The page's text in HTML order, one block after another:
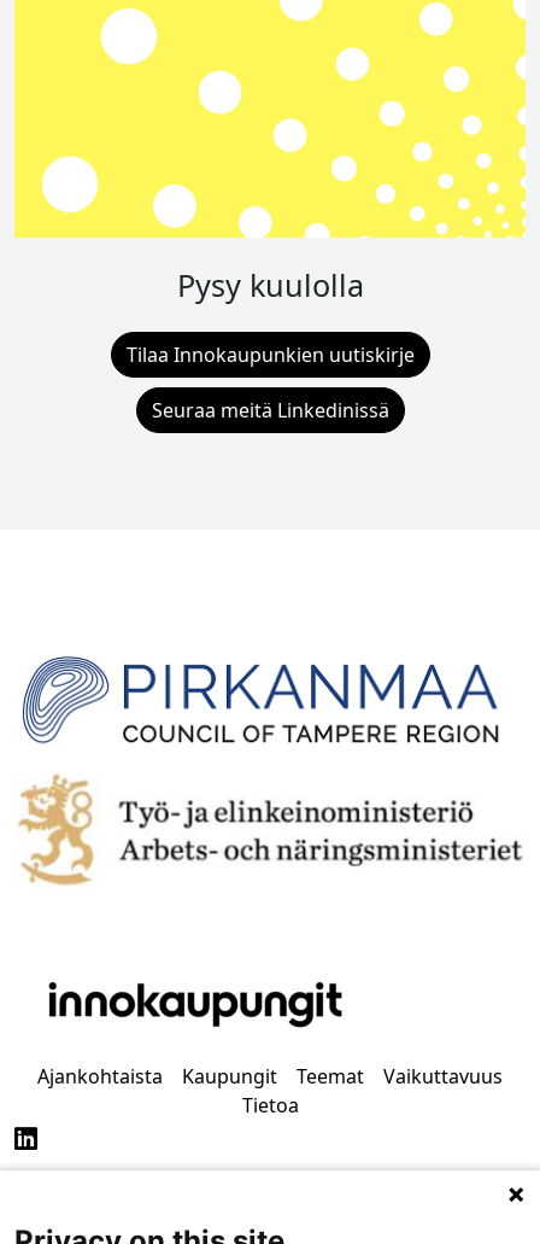
Pysy kuulolla
Tilaa Innokaupunkien uutiskirje
Seuraa meitä Linkedinissä
Ajankohtaista Kaupungit Teemat
Vaikuttavuus
Tietoa